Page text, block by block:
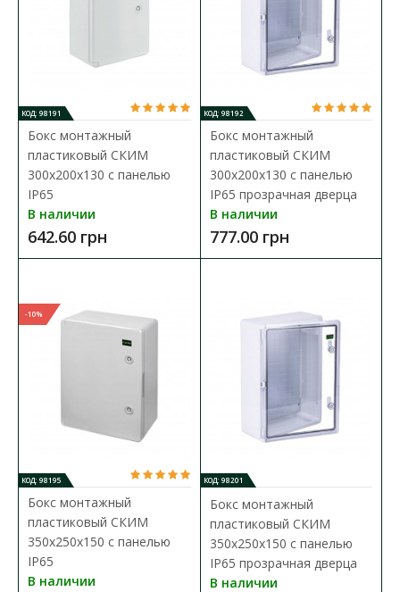
Бокс монтажный пластиковый СКИМ 300х200х130
с панелью IP65
В наличии
Бокси монтажные СКИМ выполнены из ударопрочного ABS
пластика и предназначены для обеспечения за..
642.60 грн
В КОРЗИНУ
В сравнения
В закладки
КОД: 98191
Бокс монтажный
пластиковый СКИМ
300х200х130 с панелью
IP65
В наличии
642.60 грн
КОД: 98192
Бокс монтажный
пластиковый СКИМ
300х200х130 с панелью
IP65 прозрачная дверца
В наличии
777.00 грн
-10%
КОД: 98195
Бокс монтажный
пластиковый СКИМ
350х250х150 с панелью
IP65
В наличии
КОД: 98201
Бокс монтажный
пластиковый СКИМ
350х250х150 с панелью
IP65 прозрачная дверца
В наличии